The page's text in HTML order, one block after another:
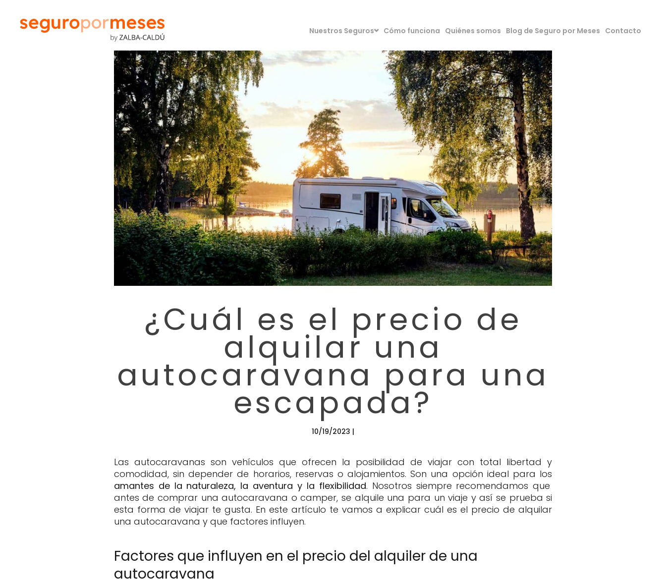
Nuestros Seguros Cómo funciona Quiénes somos Blog de Seguro por Meses Contacto
¿Cuál es el precio de
alquilar una
autocaravana para una
escapada?
10/19/2023 |
Las autocaravanas son vehículos que ofrecen la posibilidad de viajar con total libertad y
comodidad, sin depender de horarios, reservas o alojamientos. Son una opción ideal para los
amantes de la naturaleza, la aventura y la flexibilidad. Nosotros siempre recomendamos que
antes de comprar una autocaravana o camper, se alquile una para un viaje y así se prueba si
esta forma de viajar te gusta. En este artículo te vamos a explicar cuál es el precio de alquilar
una autocaravana y que factores influyen.
Factores que influyen en el precio del alquiler de una
autocaravana